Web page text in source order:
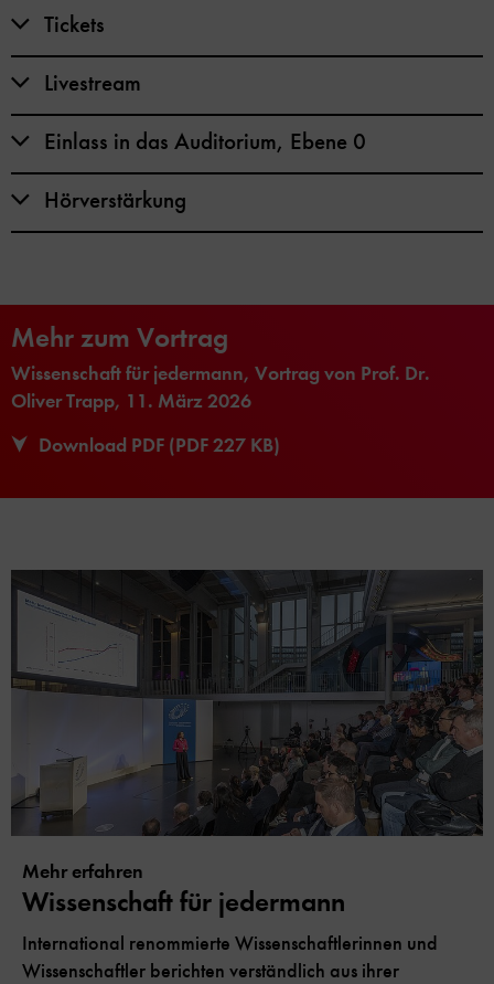
Tickets
Livestream
Einlass in das Auditorium, Ebene 0
Hörverstärkung
Mehr zum Vortrag
Wissenschaft für jedermann, Vortrag von Prof. Dr.
Oliver Trapp, 11. März 2026
Download PDF (PDF 227 KB)
Mehr erfahren
Wissenschaft für jedermann
International renommierte Wissenschaftlerinnen und
Wissenschaftler berichten verständlich aus ihrer